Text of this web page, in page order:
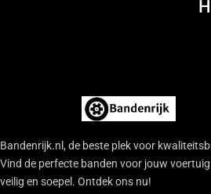
Bandenrijk.nl, de beste plek voor
Vind de perfecte banden voor jouw
veilig en soepel. Ontdek ons nu!